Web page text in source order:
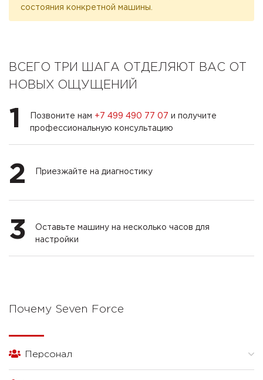
состояния конкретной машины.
ВСЕГО ТРИ ШАГА ОТДЕЛЯЮТ ВАС ОТ
НОВЫХ ОЩУЩЕНИЙ
1 Позвоните нам +7 499 490 77 07 и получите
профессиональную консультацию
2 Приезжайте на диагностику
3
Оставьте машину на несколько часов для
настройки
Почему Seven Force
Персонал